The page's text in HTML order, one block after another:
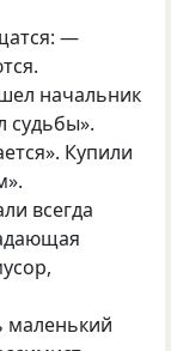
—
начальник
судьбы».
Купили
всегда
маленький